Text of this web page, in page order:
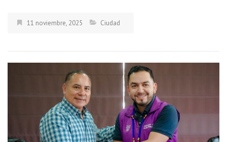
11 noviembre, 2025 Ciudad